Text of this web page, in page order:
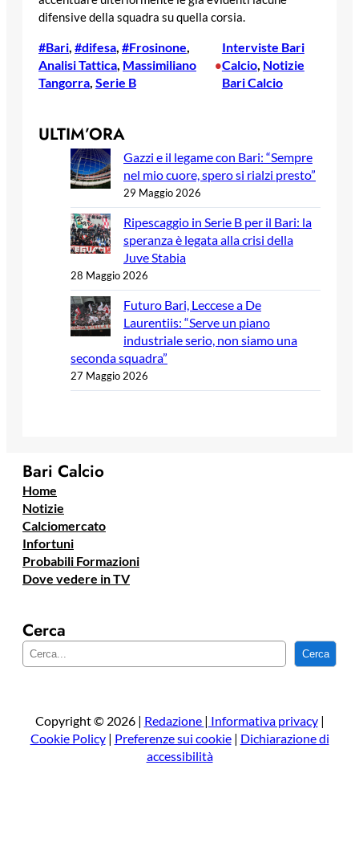
difensive della squadra su quella corsia.
#Bari #difesa #Frosinone
Analisi Tattica Massimiliano
Tangorra Serie B
•
Interviste Bari
Calcio, Notizie
Bari Calcio
ULTIM’ORA
Gazzi e il legame con Bari: “Sempre
nel mio cuore, spero si rialzi presto”
29 Maggio 2026
Ripescaggio in Serie B per il Bari: la
speranza è legata alla crisi della
Juve Stabia
28 Maggio 2026
Futuro Bari, Leccese a De
Laurentiis: “Serve un piano
industriale serio, non siamo una
seconda squadra”
27 Maggio 2026
Bari Calcio
Home
Notizie
Calciomercato
Infortuni
Probabili Formazioni
Dove vedere in TV
Cerca
e
a
Cerca
Copyright © 2026 | Redazione | Informativa privacy|
Cookie Policy| Preferenze sui cookie| Dichiarazione di
accessibilità